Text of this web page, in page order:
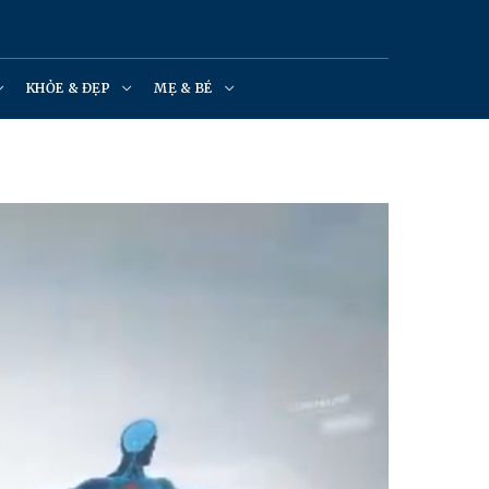
KHỎE & ĐẸP MẸ & BÉ